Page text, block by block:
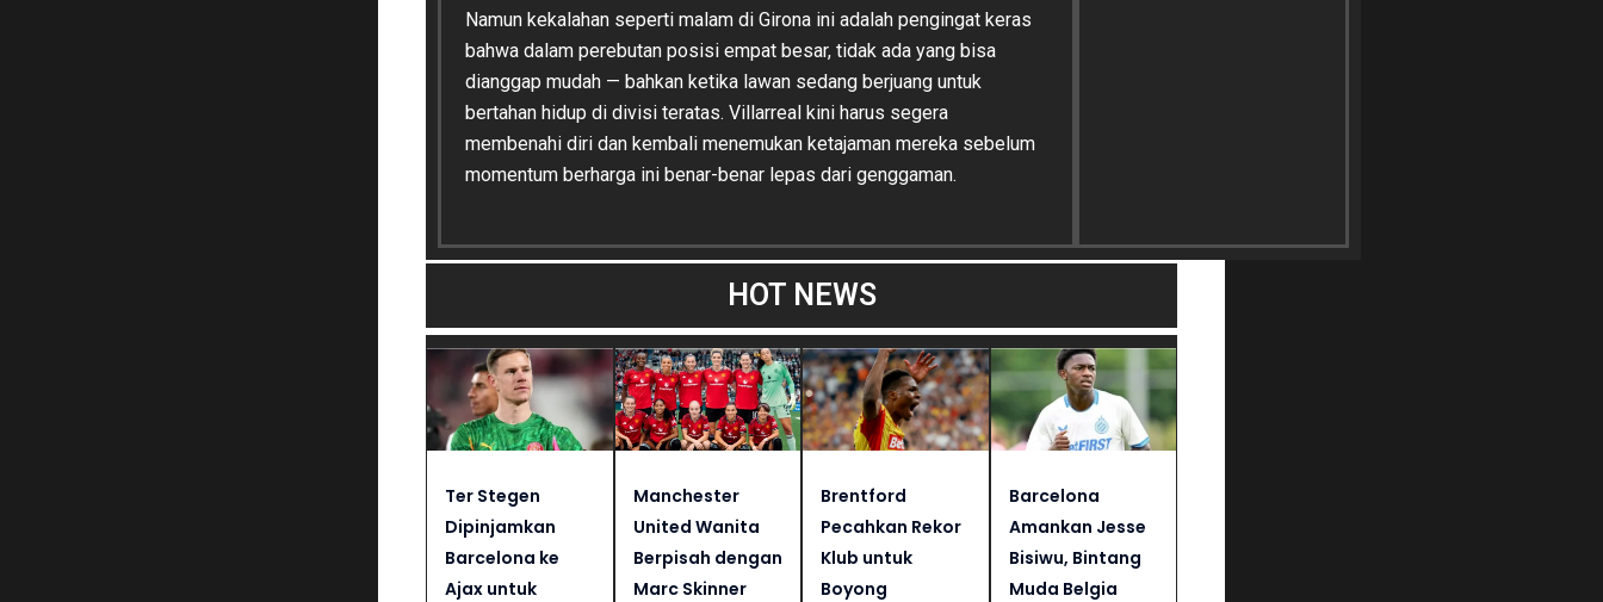
Namun kekalahan seperti malam di Girona ini adalah pengingat keras
bahwa dalam perebutan posisi empat besar, tidak ada yang bisa
dianggap mudah — bahkan ketika lawan sedang berjuang untuk
bertahan hidup di divisi teratas. Villarreal kini harus segera
membenahi diri dan kembali menemukan ketajaman mereka sebelum
momentum berharga ini benar-benar lepas dari genggaman.
HOT NEWS
Ter Stegen
Dipinjamkan
Barcelona ke
Ajax untuk
Manchester
United Wanita
Berpisah dengan
Marc Skinner
Brentford
Pecahkan Rekor
Klub untuk
Boyong
Barcelona
Amankan Jesse
Bisiwu, Bintang
Muda Belgia